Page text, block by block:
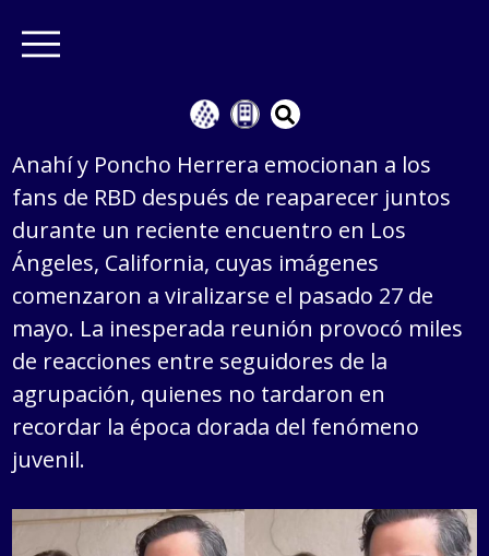
Anahí y Poncho Herrera emocionan a los
fans de RBD después de reaparecer juntos
durante un reciente encuentro en Los
Ángeles, California, cuyas imágenes
comenzaron a viralizarse el pasado 27 de
mayo. La inesperada reunión provocó miles
de reacciones entre seguidores de la
agrupación, quienes no tardaron en
recordar la época dorada del fenómeno
juvenil.